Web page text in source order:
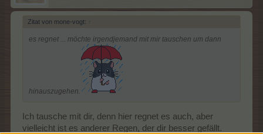
Zitat von mone-vogt: ↑
es regnet ... möchte irgendjemand mit mir tauschen um dann
hinauszugehen.
Ich tausche mit dir, denn hier regnet es auch, aber
vielleicht ist es anderer Regen, der dir besser gefällt.